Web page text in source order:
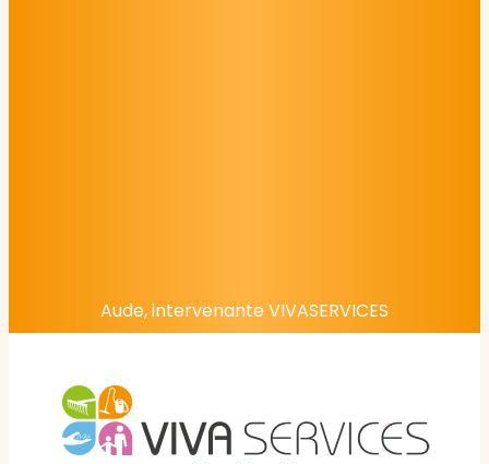
Aude, intervenante VIVASERVICES